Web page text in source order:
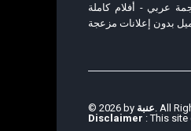
عربي - أفلام كاملة
بدون إعلانات مزعجة
© 2026 by عنبة. All
Disclaimer : This